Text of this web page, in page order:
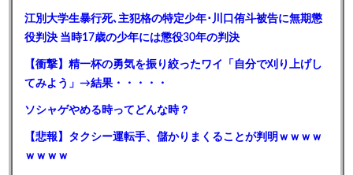
江別大学生暴行死､主犯格の特定少年･川口侑斗被告に無期懲
役判決 当時17歳の少年には懲役30年の判決
【衝撃】精一杯の勇気を振り絞ったワイ「自分で刈り上げし
てみよう」→結果・・・・・
ソシャゲやめる時ってどんな時？
【悲報】タクシー運転手、儲かりまくることが判明ｗｗｗｗ
ｗｗｗｗ